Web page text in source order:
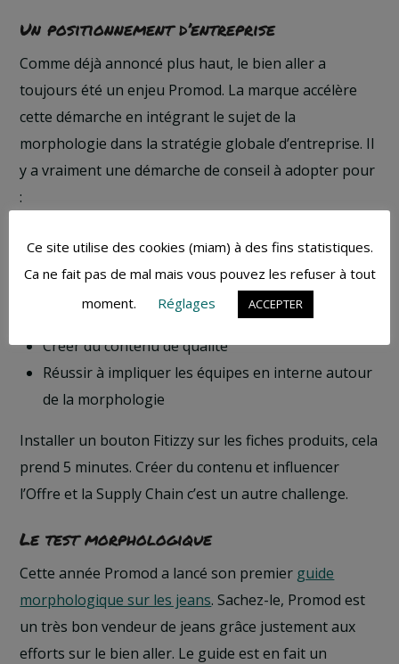
Un positionnement d’entreprise
Comme déjà annoncé plus haut, le bien aller a
toujours été un enjeu Promod. La marque accélère
cette démarche en intégrant le sujet de la
morphologie dans la stratégie globale d’entreprise. Il
y a vraiment une démarche de conseil à adopter pour
:
Accompagner en amont la cliente dans la
compréhension de sa morphologie
Guider la clientèle sur les produits adaptés à sa
Créer du contenu de qualité
Réussir à impliquer les équipes en interne autour
de la morphologie
Installer un bouton Fitizzy sur les fiches produits, cela
prend 5 minutes. Créer du contenu et influencer
l’Offre et la Supply Chain c’est un autre challenge.
Le test morphologique
Cette année Promod a lancé son premier guide
morphologique sur les jeans. Sachez-le, Promod est
un très bon vendeur de jeans grâce justement aux
efforts sur le bien aller. Le guide est en fait un
Ce site utilise des cookies (miam) à des fins statistiques.
Ca ne fait pas de mal mais vous pouvez les refuser à tout
moment.
Réglages ACCEPTER